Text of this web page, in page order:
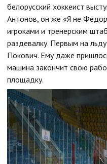
белорусский хоккеист
Антонов, он же «Я не
игроками и тренерским
раздевалку. Первым на
Покович. Ему даже
машина закончит свою
площадку.